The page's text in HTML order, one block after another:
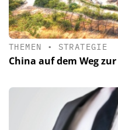
THEMEN • STRATEGIE
China auf dem Weg